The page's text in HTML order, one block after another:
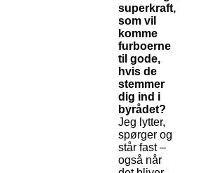
superkraft,
som vil
komme
furboerne
til gode,
hvis de
stemmer
dig ind i
byrådet?
Jeg lytter,
spørger og
står fast –
også når